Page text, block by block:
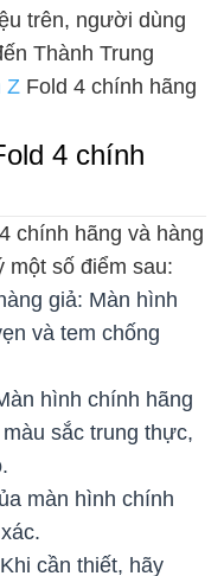
trên, người dùng
Thành Trung
Z Fold 4 chính hãng
4 chính
chính hãng và hàng
một số điểm sau:
giả: Màn hình
và tem chống
hình chính hãng
sắc trung thực,
màn hình chính
cần thiết, hãy